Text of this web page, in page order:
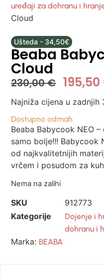
uređaji za dohranu i
Cloud
Ušteda - 34,50€
Beaba
Cloud
230,00€ 195,50
Najniža cijena u zadnjih
Dostupno odmah
Beaba Babycook NEO
samo bolje!!! Babycook
od najkvalitetnijih
vrčem i posudom za
Nema na zalihi
SKU
912773
Kategorije
Dojenje i
dohranu i
Marka: BEABA